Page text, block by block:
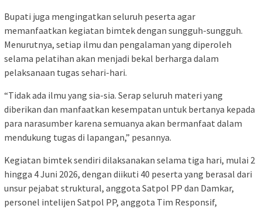
Bupati juga mengingatkan seluruh peserta agar
memanfaatkan kegiatan bimtek dengan sungguh-sungguh.
Menurutnya, setiap ilmu dan pengalaman yang diperoleh
selama pelatihan akan menjadi bekal berharga dalam
pelaksanaan tugas sehari-hari.
“Tidak ada ilmu yang sia-sia. Serap seluruh materi yang
diberikan dan manfaatkan kesempatan untuk bertanya kepada
para narasumber karena semuanya akan bermanfaat dalam
mendukung tugas di lapangan,” pesannya.
Kegiatan bimtek sendiri dilaksanakan selama tiga hari, mulai 2
hingga 4 Juni 2026, dengan diikuti 40 peserta yang berasal dari
unsur pejabat struktural, anggota Satpol PP dan Damkar,
personel intelijen Satpol PP, anggota Tim Responsif,